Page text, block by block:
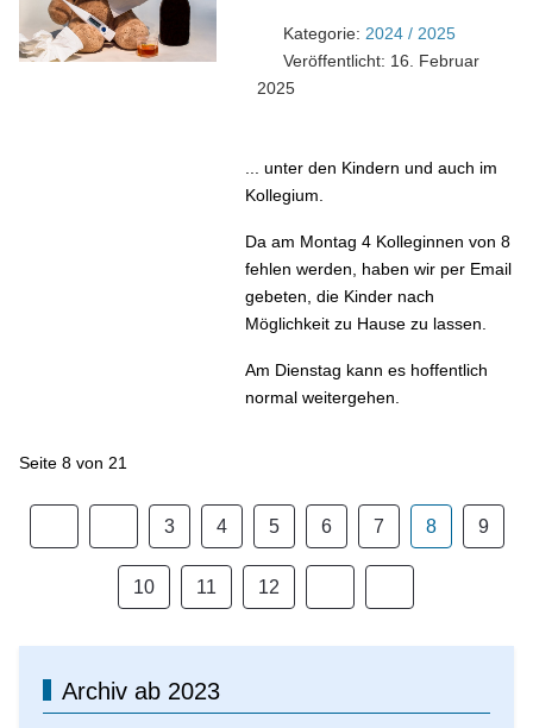
Kategorie: 2024 / 2025
Veröffentlicht: 16. Februar
2025
... unter den Kindern und auch im
Kollegium.
Da am Montag 4 Kolleginnen von 8
fehlen werden, haben wir per Email
gebeten, die Kinder nach
Möglichkeit zu Hause zu lassen.
Am Dienstag kann es hoffentlich
normal weitergehen.
Seite 8 von 21
3 4 5 6 7 8 9
10 11 12
Archiv ab 2023